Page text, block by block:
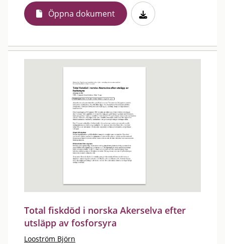
Öppna dokument
Total fiskdöd i norska Akerselva efter
utsläpp av fosforsyra
Looström Björn